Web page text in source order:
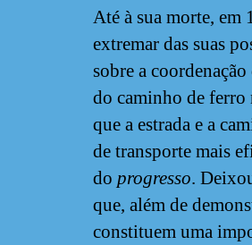
Até à sua morte,
extremar das suas
sobre a
do caminho de ferro
que a estrada e a
de transporte mais
do progresso.
que, além de
constituem uma